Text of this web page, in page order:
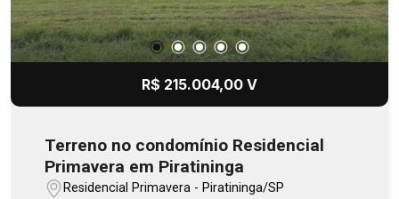
R$ 215.004,00 V
Terreno no condomínio Residencial
Primavera em Piratininga
Residencial Primavera - Piratininga/SP